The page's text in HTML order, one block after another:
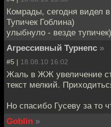
Комрады, сегодня видел
Тупичек Гоблина)
улыбнуло - везде тупичек)
Агрессивный Турнепс »
#5 | 18.08.10 16:02
Жаль в ЖЖ увеличение
текст мелкий.
Но спасибо Гусеву за то
Goblin »